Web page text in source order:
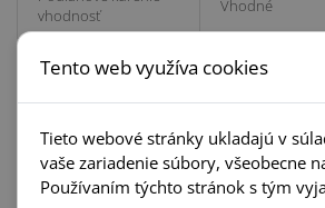
vhodnosť
Vhodné
Tento web využíva cookies
Tieto webové stránky ukladajú v
vaše zariadenie súbory, všeobecne
Používaním týchto stránok s tým